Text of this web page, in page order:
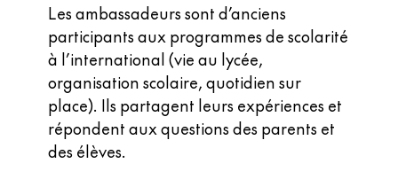
Les ambassadeurs sont d’anciens
participants aux programmes de scolarité
à l’international (vie au lycée,
organisation scolaire, quotidien sur
place). Ils partagent leurs expériences et
répondent aux questions des parents et
des élèves.